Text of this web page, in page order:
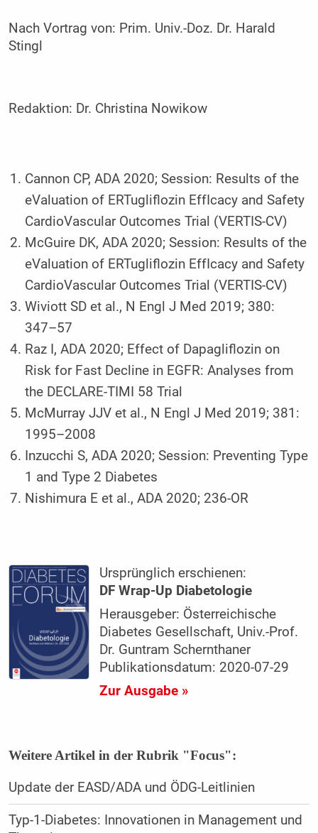
Nach Vortrag von: Prim. Univ.-Doz. Dr. Harald
Stingl
Redaktion: Dr. Christina Nowikow
Cannon CP, ADA 2020; Session: Results of the
eValuation of ERTugliflozin EffIcacy and Safety
CardioVascular Outcomes Trial (VERTIS-CV)
McGuire DK, ADA 2020; Session: Results of the
eValuation of ERTugliflozin EffIcacy and Safety
CardioVascular Outcomes Trial (VERTIS-CV)
Wiviott SD et al., N Engl J Med 2019; 380:
347–57
Raz I, ADA 2020; Effect of Dapagliflozin on
Risk for Fast Decline in EGFR: Analyses from
the DECLARE-TIMI 58 Trial
McMurray JJV et al., N Engl J Med 2019; 381:
1995–2008
Inzucchi S, ADA 2020; Session: Preventing Type
1 and Type 2 Diabetes
Nishimura E et al., ADA 2020; 236-OR
Ursprünglich erschienen:
DF Wrap-Up Diabetologie
Herausgeber: Österreichische
Diabetes Gesellschaft, Univ.-Prof.
Dr. Guntram Schernthaner
Publikationsdatum: 2020-07-29
Zur Ausgabe »
Weitere Artikel in der Rubrik "Focus":
Update der EASD/ADA und ÖDG-Leitlinien
Typ-1-Diabetes: Innovationen in Management und